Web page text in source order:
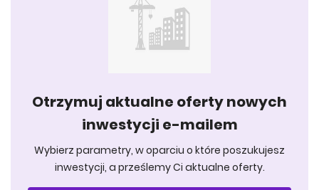
Otrzymuj aktualne oferty nowych
inwestycji e-mailem
Wybierz parametry, w oparciu o które poszukujesz
inwestycji, a prześlemy Ci aktualne oferty.